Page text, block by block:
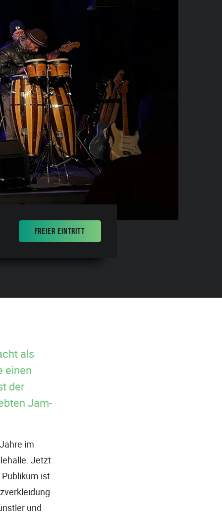
FREIER EINTRITT
als
einen
der
Jam-
im
Jetzt
ist
und